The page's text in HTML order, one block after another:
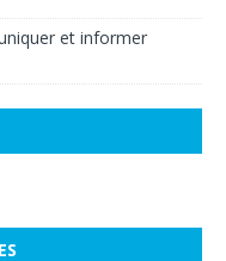
et informer